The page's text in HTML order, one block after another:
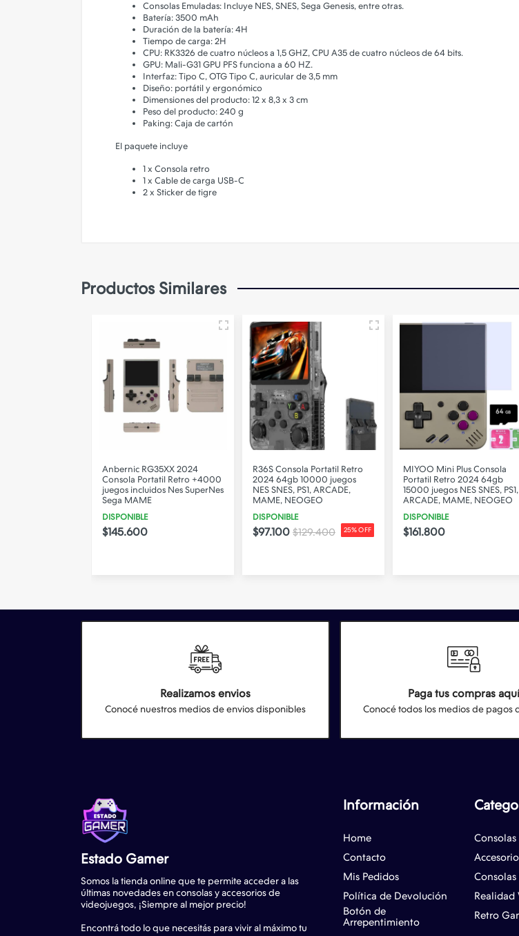
Consolas Emuladas: Incluye NES, SNES, Sega Genesis, entre otras.
Batería: 3500 mAh
Duración de la batería: 4H
Tiempo de carga: 2H
CPU: RK3326 de cuatro núcleos a 1,5 GHZ, CPU A35 de cuatro núcleos de 64 bits.
GPU: Mali-G31 GPU PFS funciona a 60 HZ.
Interfaz: Tipo C, OTG Tipo C, auricular de 3,5 mm
Diseño: portátil y ergonómico
Dimensiones del producto: 12 x 8,3 x 3 cm
Peso del producto: 240 g
Paking: Caja de cartón
El paquete incluye
1 x Consola retro
1 x Cable de carga USB-C
2 x Sticker de tigre
Productos Similares
Anbernic RG35XX 2024
Consola Portatil Retro +4000
juegos incluidos Nes SuperNes
Sega MAME
DISPONIBLE
$145.600
R36S Consola Portatil Retro
2024 64gb 10000 juegos
NES SNES, PS1, ARCADE,
MAME, NEOGEO
DISPONIBLE
25% OFF
$97.100 $129.400
MIYOO Mini Plus Consola
Portatil Retro 2024 64gb
15000 juegos NES SNES, PS1,
ARCADE, MAME, NEOGEO
DISPONIBLE
$161.800
Realizamos envios
Conocé nuestros medios de envios disponibles
Paga tus compras aquí
Conocé todos los medios de pagos
Estado Gamer
Somos la tienda online que te permite acceder a las
últimas novedades en consolas y accesorios de
videojuegos, ¡Siempre al mejor precio!
Encontrá todo lo que necesitás para vivir al máximo tu
Información
Home
Contacto
Mis Pedidos
Política de Devolución
Botón de
Arrepentimiento
Consolas
Realidad
Retro